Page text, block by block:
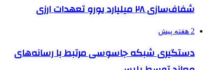
شفاف‌سازی ۲۸ میلیارد یورو تعهدات ارزی
2 هفته پیش
دستگیری شبکه جاسوسی مرتبط با رسانه‌های